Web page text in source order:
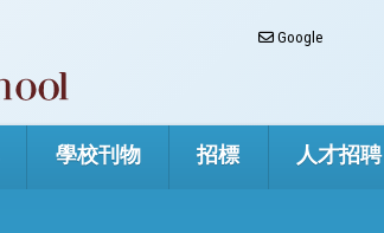
Google
學校刊物 招標 人才招聘